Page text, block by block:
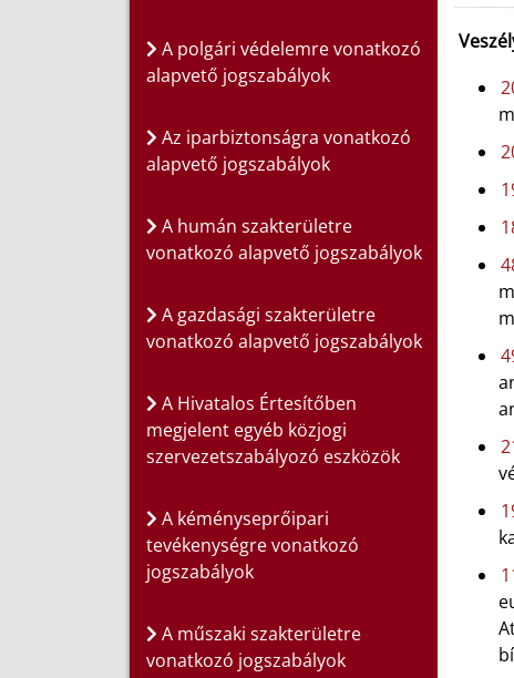
A polgári védelemre vonatkozó
alapvető jogszabályok
Az iparbiztonságra vonatkozó
alapvető jogszabályok
A humán szakterületre
vonatkozó alapvető jogszabályok
A gazdasági szakterületre
vonatkozó alapvető jogszabályok
A Hivatalos Értesítőben
megjelent egyéb közjogi
szervezetszabályozó eszközök
A kéményseprőipari
tevékenységre vonatkozó
jogszabályok
A műszaki szakterületre
vonatkozó jogszabályok